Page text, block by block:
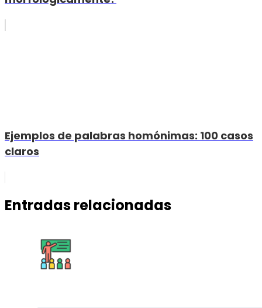
Ejemplos de palabras homónimas: 100 casos
claros
Entradas relacionadas